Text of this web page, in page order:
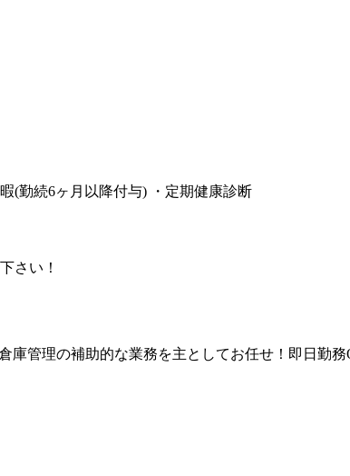
(勤続6ヶ月以降付与) ・定期健康診断
さい！
管理の補助的な業務を主としてお任せ！即日勤